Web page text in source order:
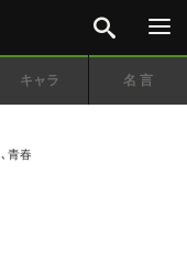
キャラ 名言
､ 青春